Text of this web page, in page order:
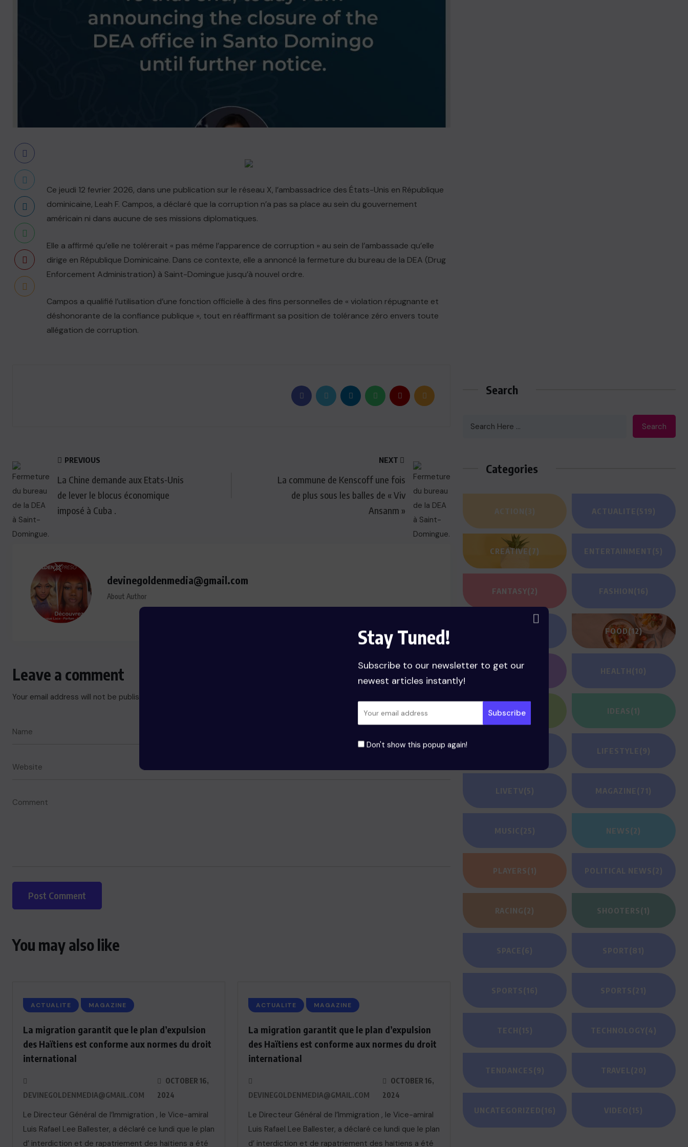
Stay Tuned!
Subscribe to our newsletter to get our
newest articles instantly!
Don't show this popup again!
Ce jeudi 12 fevrier 2026, dans une publication sur le réseau X, l’ambassadrice des États-Unis en République
dominicaine, Leah F. Campos, a déclaré que la corruption n’a pas sa place au sein du gouvernement
américain ni dans aucune de ses missions diplomatiques.
Elle a affirmé qu’elle ne tolérerait « pas même l’apparence de corruption » au sein de l’ambassade qu’elle
dirige en République Dominicaine. Dans ce contexte, elle a annoncé la fermeture du bureau de la DEA (Drug
Enforcement Administration) à Saint-Domingue jusqu’à nouvel ordre.
Campos a qualifié l’utilisation d’une fonction officielle à des fins personnelles de « violation répugnante et
déshonorante de la confiance publique », tout en réaffirmant sa position de tolérance zéro envers toute
allégation de corruption.
PREVIOUS
La Chine demande aux Etats-Unis
de lever le blocus économique
imposé à Cuba .
NEXT
La commune de Kenscoff une fois
de plus sous les balles de « Viv
Ansanm »
devinegoldenmedia@gmail.com
About Author
Leave a comment
Your email address will not be published.
You may also like
ACTUALITE MAGAZINE
La migration garantit que le plan d’expulsion
des Haïtiens est conforme aux normes du droit
international
DEVINEGOLDENMEDIA@GMAIL.COM
OCTOBER 16,
2024
Le Directeur Général de l’Immigration , le Vice-amiral
Luis Rafael Lee Ballester, a déclaré ce lundi que le plan
d’ interdiction et de rapatriement des haïtiens a été
ACTUALITE MAGAZINE
La migration garantit que le plan d’expulsion
des Haïtiens est conforme aux normes du droit
international
DEVINEGOLDENMEDIA@GMAIL.COM
OCTOBER 16,
2024
Le Directeur Général de l’Immigration , le Vice-amiral
Luis Rafael Lee Ballester, a déclaré ce lundi que le plan
d’ interdiction et de rapatriement des haïtiens a été
Search
Search
Categories
ACTION(3) ACTUALITE(519)
CREATIVE(7) ENTERTAINMENT(5)
FANTASY(2) FASHION(16)
FOOD(12)
GAMING HEALTH(10)
HEROES(2) IDEAS(1)
LIFESTYLE(9)
LIVETV(5) MAGAZINE(71)
MUSIC (25) NEWS(2)
PLAYERS(1) POLITICAL NEWS(2)
RACING(2) SHOOTERS(1)
SPACE(6) SPORT(81)
SPORTS(16) SPORTS(21)
TECH(15) TECHNOLOGY(4)
TENDANCES(9) TRAVEL (20)
UNCATEGORIZED(16) VIDEO(15)